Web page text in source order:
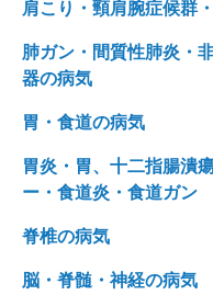
肩こり・頸肩腕症候群
肺ガン・間質性肺炎・
器の病気
胃・食道の病気
胃炎・胃、十二指腸潰
ー・食道炎・食道ガン
脊椎の病気
脳・脊髄・神経の病気